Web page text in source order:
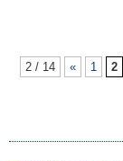
2 / 14 « 1 2